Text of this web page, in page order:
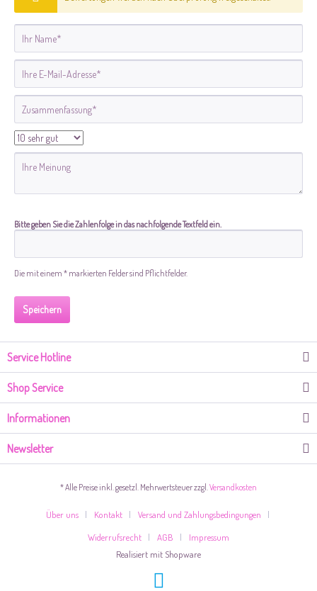
Bitte geben Sie die Zahlenfolge in das nachfolgende Textfeld ein.
Die mit einem * markierten Felder sind Pflichtfelder.
Speichern
Service Hotline
Shop Service
Informationen
Newsletter
* Alle Preise inkl. gesetzl. Mehrwertsteuer zzgl.Versandkosten
Über uns Kontakt
Versand und Zahlungsbedingungen
Widerrufsrecht
AGB
Impressum
Realisiert mit Shopware